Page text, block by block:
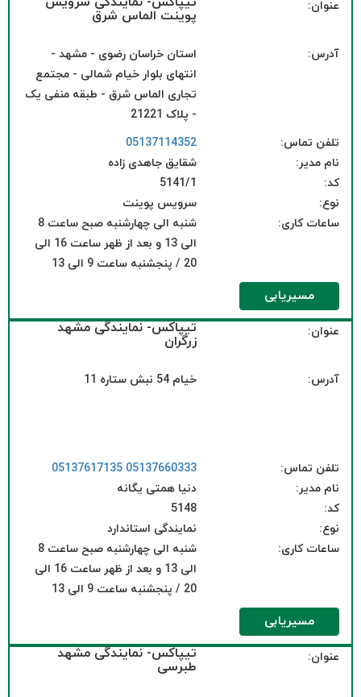
عنوان:
پوینت الماس شرق
آدرس:
استان خراسان رضوی - مشهد -
انتهای بلوار خیام شمالی - مجتمع
تجاری الماس شرق - طبقه منفی یک
- پلاک 21221
تلفن تماس:
05137114352
نام مدیر:
شقایق جاهدی زاده
کد:
5141/1
نوع:
سرویس پوینت
ساعات کاری:
شنبه الی چهارشنبه صبح ساعت 8
الی 13 و بعد از ظهر ساعت 16 الی
20 / پنجشنبه ساعت 9 الی 13
مسیریابی
عنوان: تیپاکس- نمایندگی مشهد
زرگران
آدرس: خیام 54 نبش ستاره 11
تلفن تماس: 05137660333
05137617135
نام مدیر:
دنیا همتی یگانه
کد:
5148
نوع:
نمایندگی استاندارد
ساعات کاری:
شنبه الی چهارشنبه صبح ساعت 8
الی 13 و بعد از ظهر ساعت 16 الی
20 / پنجشنبه ساعت 9 الی 13
مسیریابی
عنوان: تیپاکس- نمایندگی مشهد
طبرسی